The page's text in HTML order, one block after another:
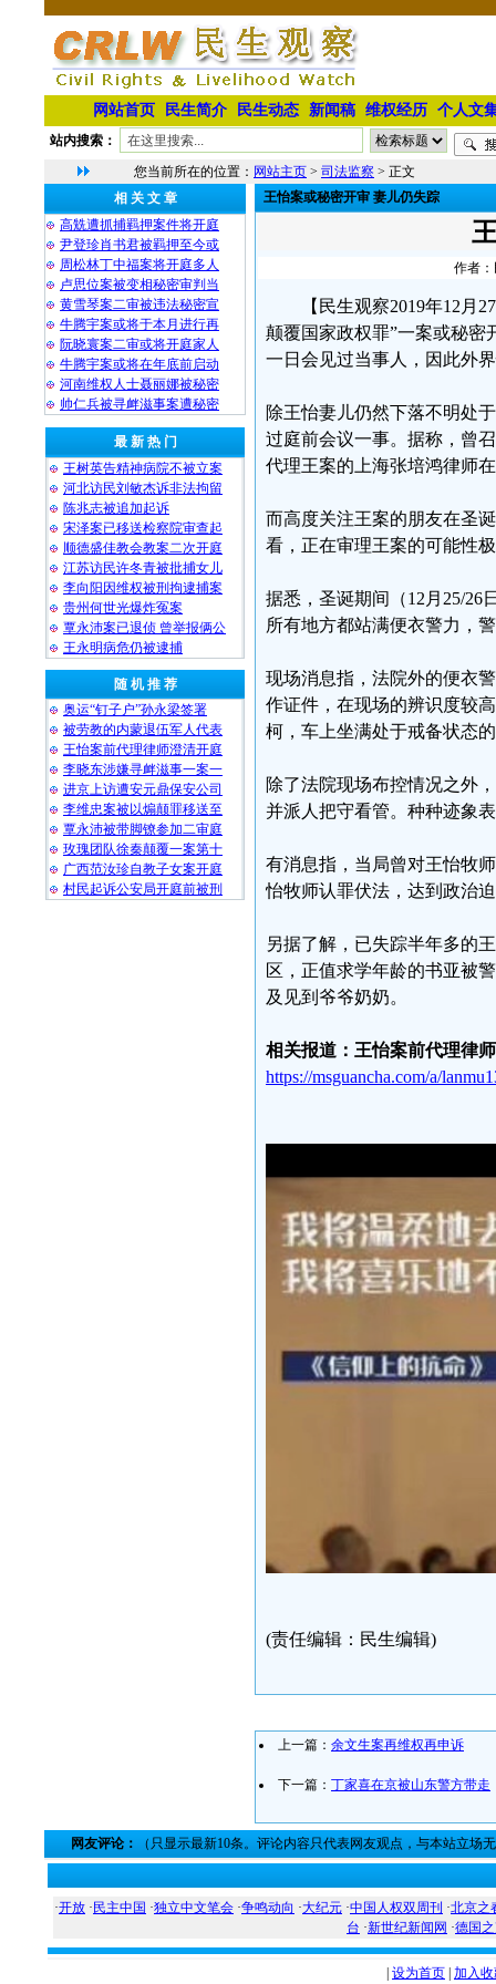
网站首页 民生简介 民生动态 新闻稿 维权经历 个人文
站内搜索：
您当前所在的位置： 网站主页 > 司法监察 > 正文
相 关 文 章
高兟遭抓捕羁押案件将开庭
尹登珍肖书君被羁押至今或
周松林丁中福案将开庭多人
卢思位案被变相秘密审判当
黄雪琴案二审被违法秘密宣
牛腾宇案或将于本月进行再
阮晓寰案二审或将开庭家人
牛腾宇案或将在年底前启动
河南维权人士聂丽娜被秘密
帅仁兵被寻衅滋事案遭秘密
最 新 热 门
王树英告精神病院不被立案
河北访民刘敏杰诉非法拘留
陈兆志被追加起诉
宋泽案已移送检察院审查起
顺德盛佳教会教案二次开庭
江苏访民许冬青被批捕女儿
李向阳因维权被刑拘逮捕案
贵州何世光爆炸冤案
覃永沛案已退侦 曾举报俩公
王永明病危仍被逮捕
随 机 推 荐
奥运“钉子户”孙永梁签署
被劳教的内蒙退伍军人代表
王怡案前代理律师澄清开庭
李晓东涉嫌寻衅滋事一案一
进京上访遭安元鼎保安公司
李维忠案被以煽颠罪移送至
覃永沛被带脚镣参加二审庭
玫瑰团队徐秦颠覆一案第十
广西范汝珍自教子女案开庭
村民起诉公安局开庭前被刑
王怡案或秘密开审 妻儿仍失踪
作者：
【民生观察2019年12月
颠覆国家政权罪”一案或秘密
一日会见过当事人，因此外
除王怡妻儿仍然下落不明处
过庭前会议一事。据称，曾
代理王案的上海张培鸿律师
而高度关注王案的朋友在圣
看，正在审理王案的可能性
据悉，圣诞期间（12月25/26
所有地方都站满便衣警力，
现场消息指，法院外的便衣
作证件，在现场的辨识度较
柯，车上坐满处于戒备状态
除了法院现场布控情况之外
并派人把守看管。种种迹象
有消息指，当局曾对王怡牧
怡牧师认罪伏法，达到政治
另据了解，已失踪半年多的
区，正值求学年龄的书亚被
及见到爷爷奶奶。
相关报道：王怡案前代理律
https://msguancha.com/a/
(责任编辑：民生编辑)
上一篇： 余文生案再维权再申诉
下一篇： 丁家喜在京被山东警方带走
网友评论： （只显示最新10条。评论内容只代表网友观点，与本站立场
·开放 · 民主中国 ·独立中文笔会 ·争鸣动向 ·大纪元 ·中国人权双周刊 ·北京之
台 ·新世纪新闻网 ·德国
设为首页 加入